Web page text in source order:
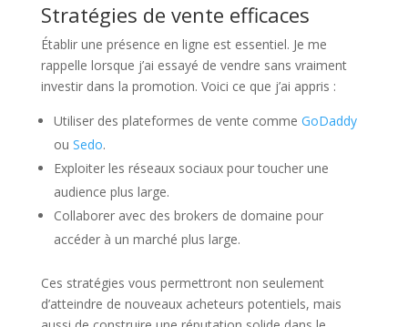
Stratégies de vente efficaces
Établir une présence en ligne est essentiel. Je me
rappelle lorsque j’ai essayé de vendre sans vraiment
investir dans la promotion. Voici ce que j’ai appris :
Utiliser des plateformes de vente comme GoDaddy
ou Sedo.
Exploiter les réseaux sociaux pour toucher une
audience plus large.
Collaborer avec des brokers de domaine pour
accéder à un marché plus large.
Ces stratégies vous permettront non seulement
d’atteindre de nouveaux acheteurs potentiels, mais